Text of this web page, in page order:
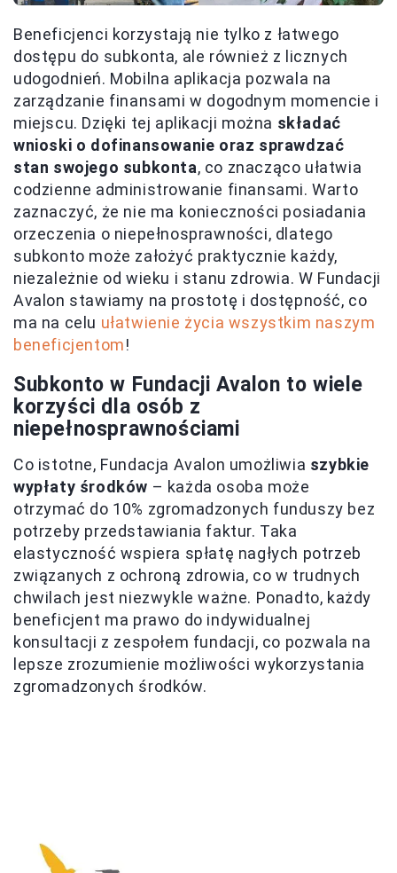
Beneficjenci korzystają nie tylko z łatwego
dostępu do subkonta, ale również z licznych
udogodnień. Mobilna aplikacja pozwala na
zarządzanie finansami w dogodnym momencie i
miejscu. Dzięki tej aplikacji można składać
wnioski o dofinansowanie oraz sprawdzać
stan swojego subkonta, co znacząco ułatwia
codzienne administrowanie finansami. Warto
zaznaczyć, że nie ma konieczności posiadania
orzeczenia o niepełnosprawności, dlatego
subkonto może założyć praktycznie każdy,
niezależnie od wieku i stanu zdrowia. W Fundacji
Avalon stawiamy na prostotę i dostępność, co
ma na celu ułatwienie życia wszystkim naszym
beneficjentom!
Subkonto w Fundacji Avalon to wiele
korzyści dla osób z
niepełnosprawnościami
Co istotne, Fundacja Avalon umożliwia szybkie
wypłaty środków – każda osoba może
otrzymać do 10% zgromadzonych funduszy bez
potrzeby przedstawiania faktur. Taka
elastyczność wspiera spłatę nagłych potrzeb
związanych z ochroną zdrowia, co w trudnych
chwilach jest niezwykle ważne. Ponadto, każdy
beneficjent ma prawo do indywidualnej
konsultacji z zespołem fundacji, co pozwala na
lepsze zrozumienie możliwości wykorzystania
zgromadzonych środków.